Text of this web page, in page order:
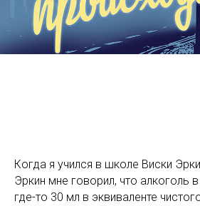
Когда я учился в школе Виски
Эркин мне говорил, что алкоголь
где-то 30 мл в эквиваленте